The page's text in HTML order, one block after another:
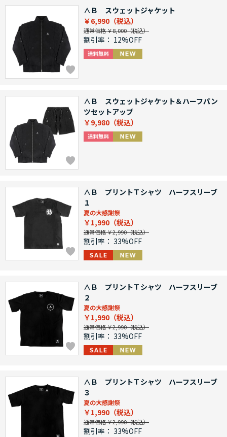
∧Ｂ スウェットジャケット
￥6,990
通常価格 ￥8,000
割引率： 12%OFF
∧Ｂ スウェットジャケット＆ハーフパン
ツセットアップ
￥9,980
∧Ｂ プリントＴシャツ ハーフスリーブ
１
夏の大感謝祭
￥1,990
通常価格 ￥2,990
割引率： 33%OFF
∧Ｂ プリントＴシャツ ハーフスリーブ
２
夏の大感謝祭
￥1,990
通常価格 ￥2,990
割引率： 33%OFF
∧Ｂ プリントＴシャツ ハーフスリーブ
３
夏の大感謝祭
￥1,990
通常価格 ￥2,990
割引率： 33%OFF